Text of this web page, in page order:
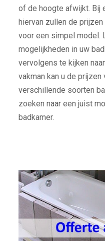
of de hoogte afwijkt. Bij
hiervan zullen de
voor een simpel model.
mogelijkheden in uw
vervolgens te kijken
vakman kan u de prijzen
verschillende soorten
zoeken naar een juist
badkamer.